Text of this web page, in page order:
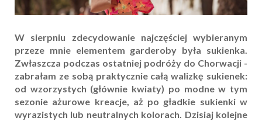
W sierpniu zdecydowanie najczęściej wybieranym
przeze mnie elementem garderoby była sukienka.
Zwłaszcza podczas ostatniej podróży do Chorwacji -
zabrałam ze sobą praktycznie całą walizkę sukienek:
od wzorzystych (głównie kwiaty) po modne w tym
sezonie ażurowe kreacje, aż po gładkie sukienki w
wyrazistych lub neutralnych kolorach. Dzisiaj kolejne